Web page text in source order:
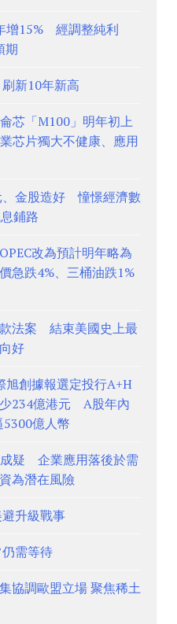
增15% 經調整純利
期
新10年新高
芯「M100」明年初上
芯片獨大不健康、應用
、金股造好 憧憬經濟數
鋪路
改為預計明年略為
急跌4%、三桶油跌1%
法案 結束美國史上最
好
創據報選定投行A+H
234億港元 A股年內
5300億人幣
疑 企業應用落後於需
為潛在風險
升級戰事
需等待
協調歐盟立場 聚焦稀土